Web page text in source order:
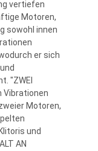
vertiefen
Motoren,
sowohl innen
er sich
"ZWEI
Vibrationen
Motoren,
und
AN